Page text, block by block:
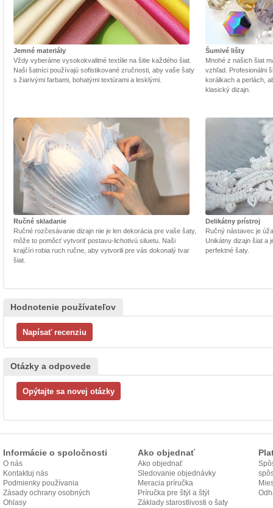
Jemné materiály
Vždy vyberáme vysokokvalitné textílie na šitie každého šiat.
Naši šatníci používajú sofistikované zručnosti, aby vaše šaty
s žiarivými farbami, bohatými textúrami a lesklými.
Šumivé lišty
Mnohé z našich šiat
vzhľad. Profesionálni
korálkach a perlách,
klasický dizajn.
Ručné skladanie
Ručné rozčesávanie dizajn nie je len dekorácia pre vaše šaty,
môže to pomôcť vytvoriť postavu-lichotivú siluetu. Naši
krajčíri robia ruch ručne, aby vytvorili pre vás dokonalý tvar
šiat.
Delikátny prístroj
Ručný nástavec je
Unikátny dizajn šiat a
perfektné šaty.
Hodnotenie používateľov
Otázky a odpovede
Informácie o spoločnosti
O nás
Kontaktuj nás
Podmienky používania
Zásady ochrany osobných
údajov
Ohlasy
Ako objednať
Ako objednať
Sledovanie objednávky
Meracia príručka
Príručka pre štýl a štýl
Základy starostlivosti o šaty